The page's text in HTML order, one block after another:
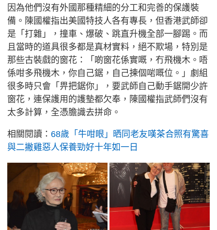
因為他們沒有外國那種精細的分工和完善的保護裝
備。陳國權指出美國特技人各有專長，但香港武師卻
是「打雜」，撞車、爆破、跳直升機全部一腳踢。而
且當時的道具很多都是真材實料，絕不欺場，特別是
那些古裝戲的窗花：「啲窗花係實嘅，冇飛機木。唔
係咁多飛機木，你自己鋸，自己揀個啱嘅位。」劇組
很多時只會「畀把鋸你」，要武師自己動手鋸開少許
窗花，連保護用的護墊都欠奉，陳國權指武師們沒有
太多計算，全憑膽識去拼命。
相關閱讀： 68歲「牛咁眼」晒同老友嘆茶合照有驚喜
與二撇雞惡人保養勁好十年如一日